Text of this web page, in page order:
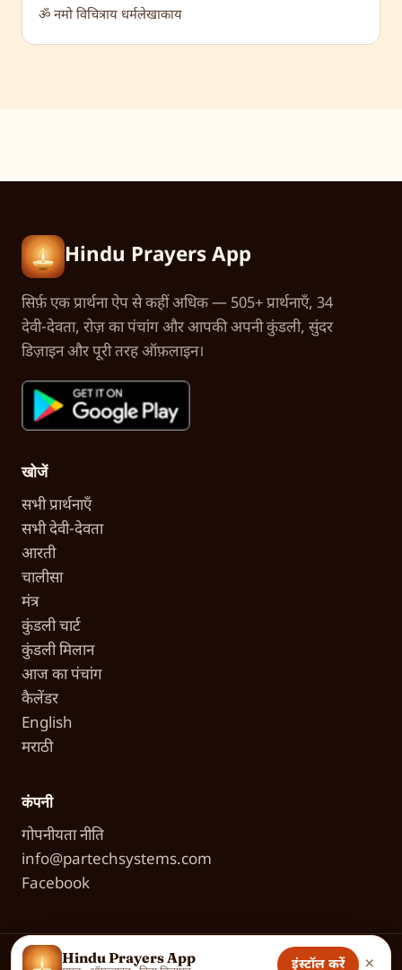
ॐ नमो विचित्राय धर्मलेखाकाय
Hindu Prayers App इंस्टॉल करें ×
Hindu Prayers App
सिर्फ़ एक प्रार्थना ऐप से कहीं अधिक — 505+ प्रार्थनाएँ, 34
देवी-देवता, रोज़ का पंचांग और आपकी अपनी कुंडली, सुंदर
डिज़ाइन और पूरी तरह ऑफ़लाइन।
खोजें
सभी प्रार्थनाएँ
सभी देवी-देवता
आरती
चालीसा
मंत्र
कुंडली चार्ट
कुंडली मिलान
आज का पंचांग
कैलेंडर
English
मराठी
कंपनी
गोपनीयता नीति
info@partechsystems.com
Facebook